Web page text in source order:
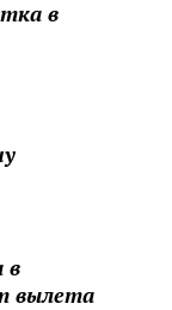
в
в
вылета